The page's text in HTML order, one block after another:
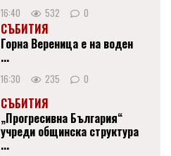
16:40 532 0
СЪБИТИЯ
Горна Вереница е на воден
...
16:30 235 0
СЪБИТИЯ
„Прогресивна България“
учреди общинска структура
...